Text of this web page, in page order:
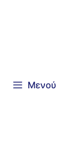
Μενού